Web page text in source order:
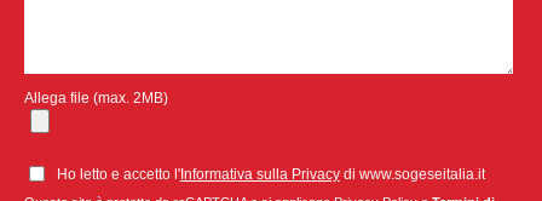
Allega file (max. 2MB)
Ho letto e accetto l'Informativa sulla Privacydi www.sogeseitalia.it